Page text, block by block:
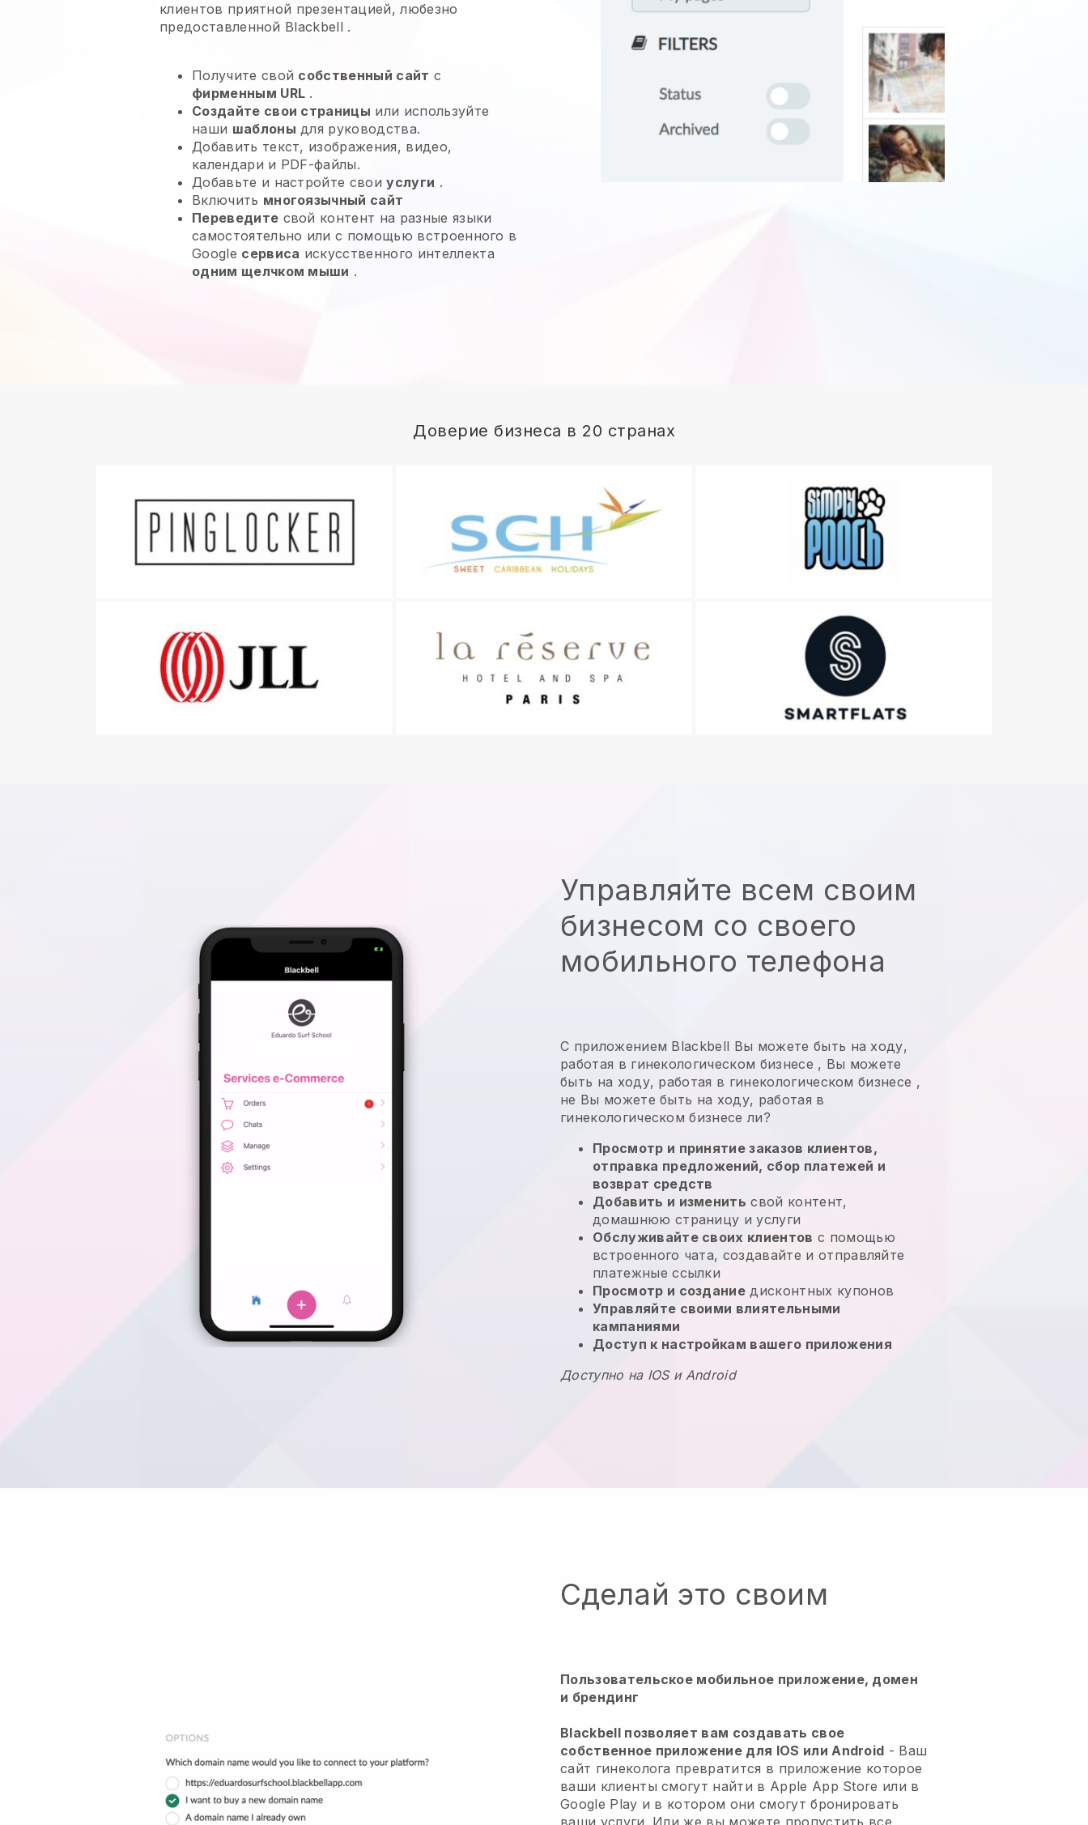
клиентов приятной презентацией, любезно
предоставленной Blackbell .
Получите свой собственный сайт с
фирменным URL .
Создайте свои страницы или используйте
наши шаблоны для руководства.
Добавить текст, изображения, видео,
календари и PDF-файлы.
Добавьте и настройте своиуслуги .
Включить многоязычный сайт
Переведите свой контент на разные языки
самостоятельно или с помощью встроенного в
Google сервиса искусственного интеллекта
одним щелчком мыши .
Доверие бизнеса в 20 странах
Управляйте всем своим
бизнесом со своего
мобильного телефона
С приложением Blackbell Вы можете быть на ходу,
работая в гинекологическом бизнесе , Вы можете
быть на ходу, работая в гинекологическом бизнесе ,
не Вы можете быть на ходу, работая в
гинекологическом бизнесе ли?
Просмотр и принятие заказов клиентов,
отправка предложений, сбор платежей и
возврат средств
Добавить и изменить свой контент,
домашнюю страницу и услуги
Обслуживайте своих клиентов с помощью
встроенного чата, создавайте и отправляйте
платежные ссылки
Просмотр и создание дисконтных купонов
Управляйте своими влиятельными
кампаниями
Доступ к настройкам вашего приложения
Доступно на IOS и Android
Сделай это своим
Пользовательское мобильное приложение, домен
и брендинг
Blackbell позволяет вам создавать свое
собственное приложение для IOS или Android - Ваш
сайт гинеколога превратится в приложение которое
ваши клиенты смогут найти в Apple App Store или в
Google Play и в котором они смогут бронировать
ваши услуги. Или же вы можете пропустить все